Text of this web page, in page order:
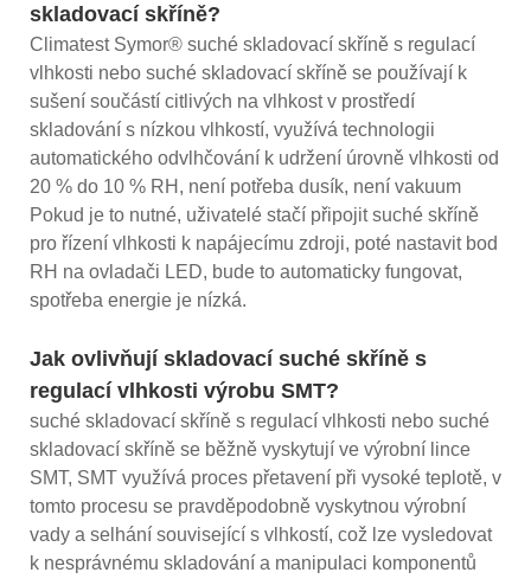
skladovací skříně?
Climatest Symor® suché skladovací skříně s regulací
vlhkosti nebo suché skladovací skříně se používají k
sušení součástí citlivých na vlhkost v prostředí
skladování s nízkou vlhkostí, využívá technologii
automatického odvlhčování k udržení úrovně vlhkosti od
20 % do 10 % RH, není potřeba dusík, není vakuum
Pokud je to nutné, uživatelé stačí připojit suché skříně
pro řízení vlhkosti k napájecímu zdroji, poté nastavit bod
RH na ovladači LED, bude to automaticky fungovat,
spotřeba energie je nízká.
Jak ovlivňují skladovací suché skříně s
regulací vlhkosti výrobu SMT?
suché skladovací skříně s regulací vlhkosti nebo suché
skladovací skříně se běžně vyskytují ve výrobní lince
SMT, SMT využívá proces přetavení při vysoké teplotě, v
tomto procesu se pravděpodobně vyskytnou výrobní
vady a selhání související s vlhkostí, což lze vysledovat
k nesprávnému skladování a manipulaci komponentů